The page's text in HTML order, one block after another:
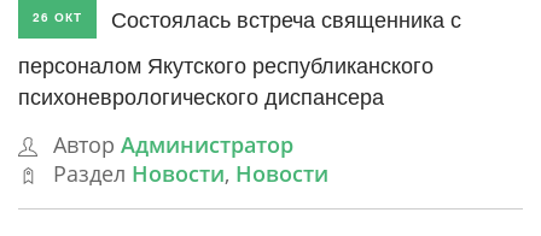
26 ОКТ
Состоялась встреча священника с
персоналом Якутского республиканского
психоневрологического диспансера
Автор Администратор
Раздел Новости, Новости